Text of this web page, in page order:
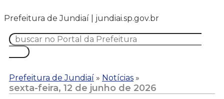
Prefeitura de Jundiaí | jundiai.sp.gov.br
Prefeitura de Jundiaí » Notícias »
sexta-feira, 12 de junho de 2026